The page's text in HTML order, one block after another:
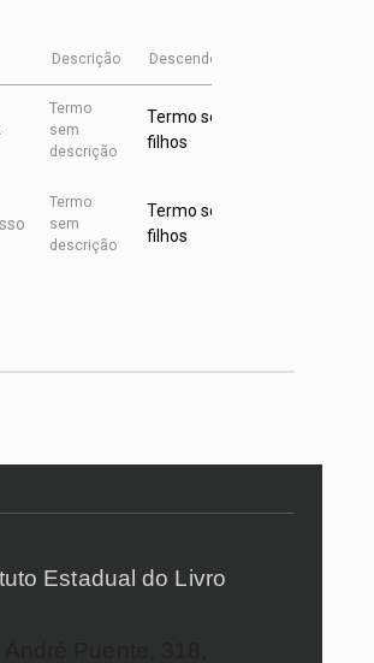
Descrição Descendentes
Termo
sem
descrição
Termo sem
filhos
Termo
sem
descrição
Termo sem
filhos
Estadual do Livro